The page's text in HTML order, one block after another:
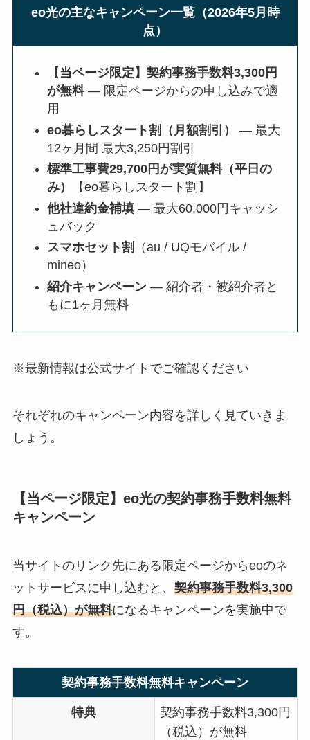
eo光の主なキャンペーン一覧（2026年5月時
点）
【当ページ限定】契約事務手数料3,300円
が無料— 限定ページからの申し込みで適
用
eo暮らしスタート割（月額割引）
— 最大
12ヶ月間 最大3,250円割引
標準工事費29,700円が実質無料（平日の
み）
【eo暮らしスタート割】
他社違約金補填 — 最大60,000円キャッシ
ュバック
スマホセット割
（au / UQモバイル /
mineo）
紹介キャンペーン — 紹介者・被紹介者と
もに1ヶ月無料
※最新情報は公式サイトでご確認ください
それぞれのキャンペーン内容を詳しく見ていきま
しょう。
【当ページ限定】eo光の契約事務手数料無料
キャンペーン
当サイトのリンク先にある限定ページからeoのネ
ットサービスに申し込むと、 契約事務手数料3,300
円（税込）が無料になるキャンペーンを実施中で
す。
契約事務手数料無料キャンペーン
特典
契約事務手数料3,300円
（税込）が無料